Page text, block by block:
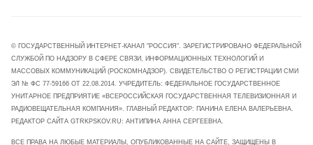
© ГОСУДАРСТВЕННЫЙ ИНТЕРНЕТ-КАНАЛ "РОССИЯ". ЗАРЕГИСТРИРОВАНО ФЕДЕРАЛЬНОЙ
СЛУЖБОЙ ПО НАДЗОРУ В СФЕРЕ СВЯЗИ, ИНФОРМАЦИОННЫХ ТЕХНОЛОГИЙ И
МАССОВЫХ КОММУНИКАЦИЙ (РОСКОМНАДЗОР). СВИДЕТЕЛЬСТВО О РЕГИСТРАЦИИ СМИ
ЭЛ № ФС 77-59166 ОТ 22.08.2014. УЧРЕДИТЕЛЬ: ФЕДЕРАЛЬНОЕ ГОСУДАРСТВЕННОЕ
УНИТАРНОЕ ПРЕДПРИЯТИЕ «ВСЕРОССИЙСКАЯ ГОСУДАРСТВЕННАЯ ТЕЛЕВИЗИОННАЯ И
РАДИОВЕЩАТЕЛЬНАЯ КОМПАНИЯ». ГЛАВНЫЙ РЕДАКТОР: ПАНИНА ЕЛЕНА ВАЛЕРЬЕВНА.
РЕДАКТОР САЙТА GTRKPSKOV.RU: АНТИПИНА АННА СЕРГЕЕВНА.
ВСЕ ПРАВА НА ЛЮБЫЕ МАТЕРИАЛЫ, ОПУБЛИКОВАННЫЕ НА САЙТЕ, ЗАЩИЩЕНЫ В